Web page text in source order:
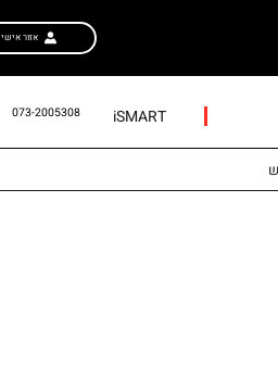
אזור אישי
iSMART
073-2005308